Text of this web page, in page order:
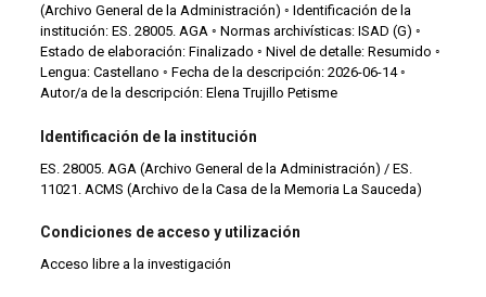
(Archivo General de la Administración) ◦ Identificación de la
institución: ES. 28005. AGA ◦ Normas archivísticas: ISAD (G) ◦
Estado de elaboración: Finalizado ◦ Nivel de detalle: Resumido ◦
Lengua: Castellano ◦ Fecha de la descripción: 2026-06-14 ◦
Autor/a de la descripción: Elena Trujillo Petisme
Identificación de la institución
ES. 28005. AGA (Archivo General de la Administración) / ES.
11021. ACMS (Archivo de la Casa de la Memoria La Sauceda)
Condiciones de acceso y utilización
Acceso libre a la investigación